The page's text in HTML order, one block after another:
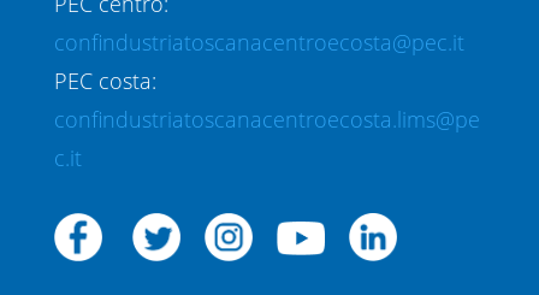
confindustriatoscanacentroecosta@pec.it
PEC costa:
confindustriatoscanacentroecosta.lims@pe
c.it